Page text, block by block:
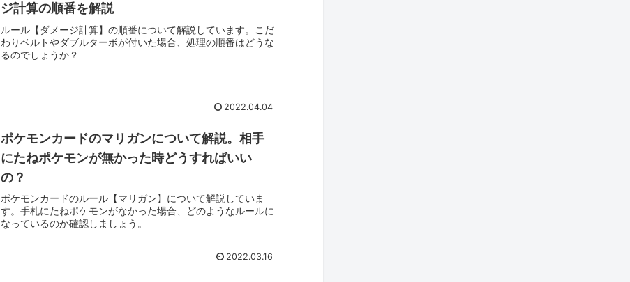
ジ計算の順番を解説
ルール【ダメージ計算】の順番について解説しています。こだ
わりベルトやダブルターボが付いた場合、処理の順番はどうな
るのでしょうか？
2022.04.04
ポケモンカードのマリガンについて解説。相手
にたねポケモンが無かった時どうすればいい
の？
ポケモンカードのルール【マリガン】について解説していま
す。手札にたねポケモンがなかった場合、どのようなルールに
なっているのか確認しましょう。
2022.03.16